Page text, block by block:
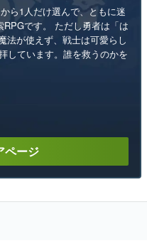
ら1人だけ選んで、ともに迷
です。 ただし勇者は「は
法が使えず、戦士は可愛らし
しています。誰を救うのかを
ページ